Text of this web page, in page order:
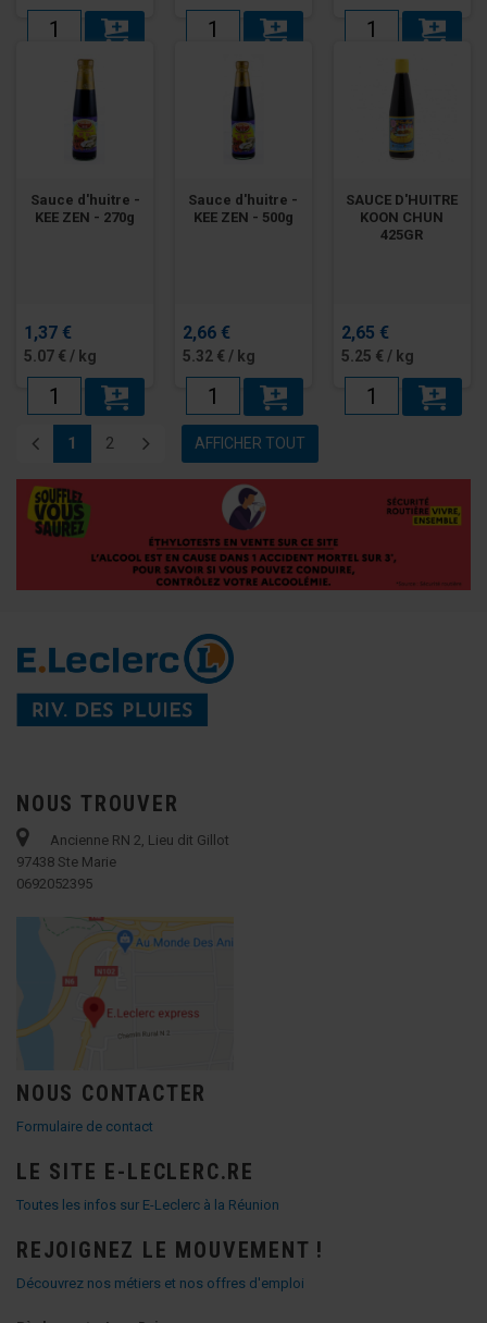
Sauce d'huitre -
KEE ZEN - 270g
1,37 €
5.07 € / kg
Sauce d'huitre -
KEE ZEN - 500g
2,66 €
5.32 € / kg
SAUCE D'HUITRE
KOON CHUN
425GR
2,65 €
5.25 € / kg
1 2 AFFICHER TOUT
NOUS TROUVER
Ancienne RN 2, Lieu dit Gillot
97438 Ste Marie
0692052395
NOUS CONTACTER
Formulaire de contact
LE SITE E-LECLERC.RE
Toutes les infos sur E-Leclerc à la Réunion
REJOIGNEZ LE MOUVEMENT !
Découvrez nos métiers et nos offres d'emploi